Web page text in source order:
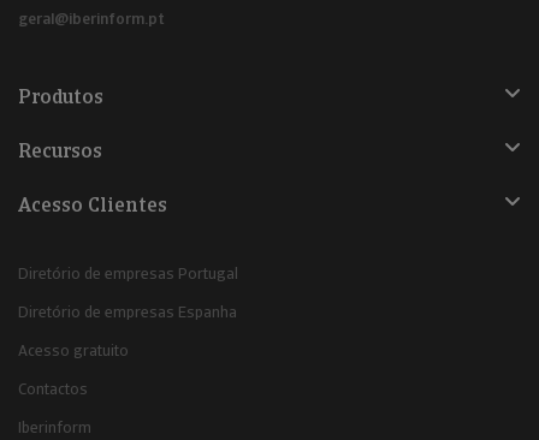
geral@iberinform.pt
Produtos
Recursos
Acesso Clientes
Diretório de empresas Portugal
Diretório de empresas Espanha
Acesso gratuito
Contactos
Iberinform